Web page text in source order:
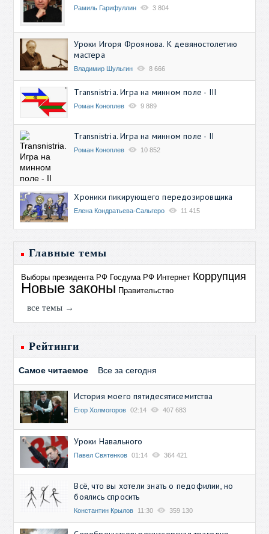
Рамиль Гарифуллин 3 804
Уроки Игоря Фроянова. К девяностолетию
мастера
Владимир Шульгин 8 666
Transnistria. Игра на минном поле - III
Роман Коноплев 9 889
Transnistria. Игра на минном поле - II
Роман Коноплев 10 852
Хроники пикирующего передозировщика
Елена Кондратьева-Сальгеро 11 415
Главные темы
Выборы президента РФ Госдума РФ Интернет Коррупция
Новые законы Правительство
все темы →
Рейтинги
Самое читаемое Все за сегодня
История моего пятидесятисемитства
Егор Холмогоров 02:14 407 683
Уроки Навального
Павел Святенков 01:14 364 421
Всё, что вы хотели знать о педофилии, но
боялись спросить
Константин Крылов 11:30 359 130